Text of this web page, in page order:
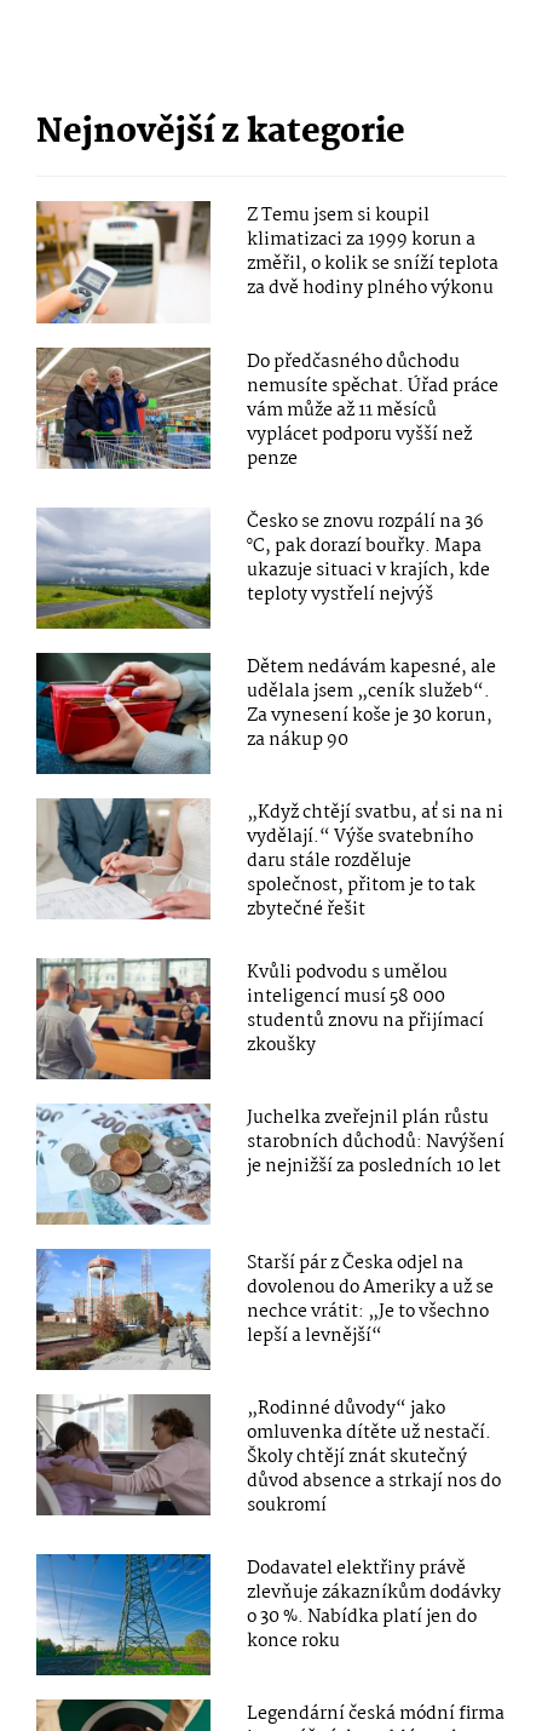
Nejnovější z kategorie
Z Temu jsem si koupil
klimatizaci za 1999 korun a
změřil, o kolik se sníží teplota
za dvě hodiny plného výkonu
Do předčasného důchodu
nemusíte spěchat. Úřad práce
vám může až 11 měsíců
vyplácet podporu vyšší než
penze
Česko se znovu rozpálí na 36
°C, pak dorazí bouřky. Mapa
ukazuje situaci v krajích, kde
teploty vystřelí nejvýš
Dětem nedávám kapesné, ale
udělala jsem „ceník služeb“.
Za vynesení koše je 30 korun,
za nákup 90
„Když chtějí svatbu, ať si na ni
vydělají.“ Výše svatebního
daru stále rozděluje
společnost, přitom je to tak
zbytečné řešit
Kvůli podvodu s umělou
inteligencí musí 58 000
studentů znovu na přijímací
zkoušky
Juchelka zveřejnil plán růstu
starobních důchodů: Navýšení
je nejnižší za posledních 10 let
Starší pár z Česka odjel na
dovolenou do Ameriky a už se
nechce vrátit: „Je to všechno
lepší a levnější“
„Rodinné důvody“ jako
omluvenka dítěte už nestačí.
Školy chtějí znát skutečný
důvod absence a strkají nos do
soukromí
Dodavatel elektřiny právě
zlevňuje zákazníkům dodávky
o 30 %. Nabídka platí jen do
konce roku
Legendární česká módní firma